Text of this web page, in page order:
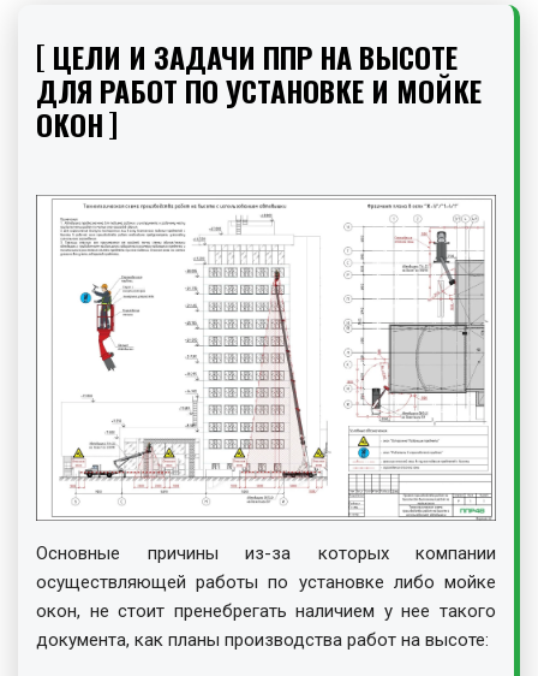
ЦЕЛИ И ЗАДАЧИ ППР НА ВЫСОТЕ
ДЛЯ РАБОТ ПО УСТАНОВКЕ И МОЙКЕ
ОКОН
Основные причины из-за которых компании
осуществляющей работы по установке либо мойке
окон, не стоит пренебрегать наличием у нее такого
документа, как планы производства работ на высоте: